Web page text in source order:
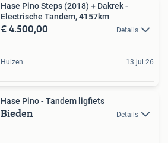
Hase Pino Steps (2018) + Dakrek -
Electrische Tandem, 4157km
€ 4.500,00 Details
Huizen 13 jul 26
Hase Pino - Tandem ligfiets
Bieden Details